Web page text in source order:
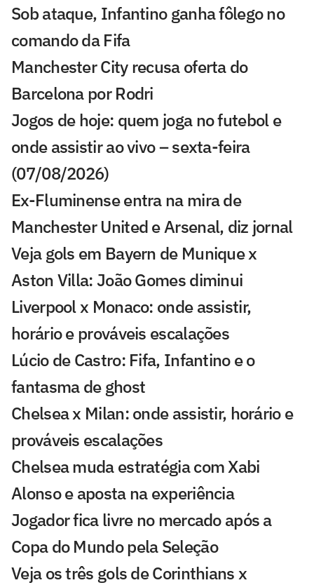
Sob ataque, Infantino ganha fôlego no
comando da Fifa
Manchester City recusa oferta do
Barcelona por Rodri
Jogos de hoje: quem joga no futebol e
onde assistir ao vivo – sexta-feira
(07/08/2026)
Ex-Fluminense entra na mira de
Manchester United e Arsenal, diz jornal
Veja gols em Bayern de Munique x
Aston Villa: João Gomes diminui
Liverpool x Monaco: onde assistir,
horário e prováveis escalações
Lúcio de Castro: Fifa, Infantino e o
fantasma de ghost
Chelsea x Milan: onde assistir, horário e
prováveis escalações
Chelsea muda estratégia com Xabi
Alonso e aposta na experiência
Jogador fica livre no mercado após a
Copa do Mundo pela Seleção
Veja os três gols de Corinthians x